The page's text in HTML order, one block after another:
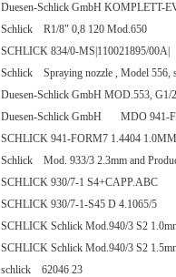
Duesen-Schlick GmbH KOMPLETT-
Schlick R1/8" 0,8 120 Mod.650
SCHLICK 834/0-MS|110021895/00A|
Schlick Spraying nozzle , Model 556,
Duesen-Schlick GmbH MOD.553, G1/
Duesen-Schlick GmbH MDO 941-
SCHLICK 941-FORM7 1.4404 1.0MM
Schlick Mod. 933/3 2.3mm and
SCHLICK 930/7-1 S4+CAPP.ABC
SCHLICK 930/7-1-S45 D 4.1065/5
SCHLICK Schlick Mod.940/3 S2
SCHLICK Schlick Mod.940/3 S2
schlick 62046 23